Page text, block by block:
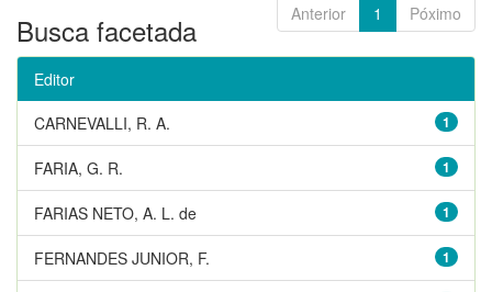
Anterior 1 Póximo
Busca facetada
Editor
1
CARNEVALLI, R. A.
1
FARIA, G. R.
1
FARIAS NETO, A. L. de
1
FERNANDES JUNIOR, F.